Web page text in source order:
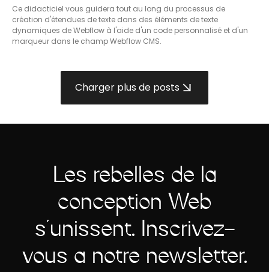
Ce didacticiel vous guidera tout au long du processus de
création d'étendues de texte dans des éléments de texte
dynamiques de Webflow à l'aide d'un code personnalisé et d'un
marqueur dans le champ Webflow CMS.
Charger plus de posts
Les rebelles de la
conception Web
s'unissent. Inscrivez-
vous à notre newsletter.